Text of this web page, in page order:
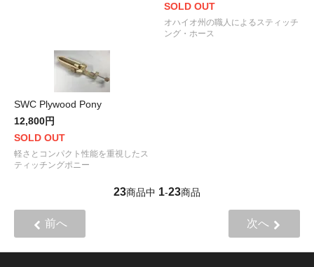
SOLD OUT
オハイオ州の職人によるスティッチ
ング・ホース
SWC Plywood Pony
12,800円
SOLD OUT
軽さとコンパクト性能を重視したス
ティッチングポニー
23商品中 1-23商品
前へ 次へ